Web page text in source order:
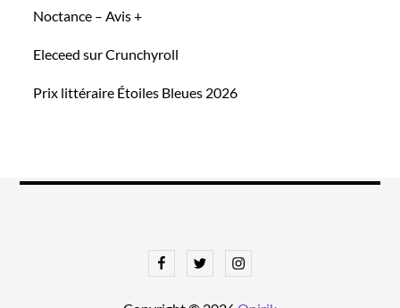
Noctance – Avis +
Eleceed sur Crunchyroll
Prix littéraire Étoiles Bleues 2026
FacebookTwitterInstagram